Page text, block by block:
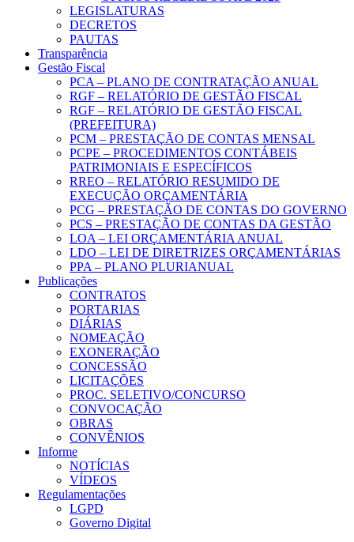
LEGISLATURAS
DECRETOS
PAUTAS
Transparência
Gestão Fiscal
PCA – PLANO DE CONTRATAÇÃO ANUAL
RGF – RELATÓRIO DE GESTÃO FISCAL
RGF – RELATÓRIO DE GESTÃO FISCAL
(PREFEITURA)
PCM – PRESTAÇÃO DE CONTAS MENSAL
PCPE – PROCEDIMENTOS CONTÁBEIS
PATRIMONIAIS E ESPECÍFICOS
RREO – RELATÓRIO RESUMIDO DE
EXECUÇÃO ORÇAMENTÁRIA
PCG – PRESTAÇÃO DE CONTAS DO GOVERNO
PCS – PRESTAÇÃO DE CONTAS DA GESTÃO
LOA – LEI ORÇAMENTÁRIA ANUAL
LDO – LEI DE DIRETRIZES ORÇAMENTÁRIAS
PPA – PLANO PLURIANUAL
Publicações
CONTRATOS
PORTARIAS
DIÁRIAS
NOMEAÇÃO
EXONERAÇÃO
CONCESSÃO
LICITAÇÕES
PROC. SELETIVO/CONCURSO
CONVOCAÇÃO
OBRAS
CONVÊNIOS
Informe
NOTÍCIAS
VÍDEOS
Regulamentações
LGPD
Governo Digital